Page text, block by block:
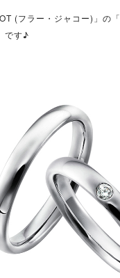
(フラー・ジャコー)」の「
です♪